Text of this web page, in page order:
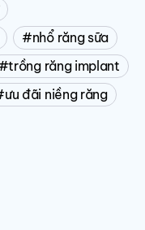
nhổ răng sữa
trồng răng implant
ưu đãi niềng răng